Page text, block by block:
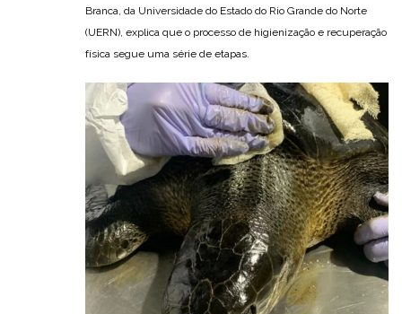
Branca, da Universidade do Estado do Rio Grande do Norte
(UERN), explica que o processo de higienização e recuperação
física segue uma série de etapas.